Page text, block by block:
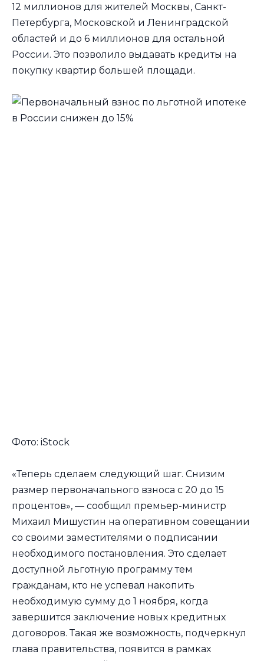
12 миллионов для жителей Москвы, Санкт-
Петербурга, Московской и Ленинградской
областей и до 6 миллионов для остальной
России. Это позволило выдавать кредиты на
покупку квартир большей площади.
Фото: iStock
«Теперь сделаем следующий шаг. Снизим
размер первоначального взноса с 20 до 15
процентов», — сообщил премьер-министр
Михаил Мишустин на оперативном совещании
со своими заместителями о подписании
необходимого постановления. Это сделает
доступной льготную программу тем
гражданам, кто не успевал накопить
необходимую сумму до 1 ноября, когда
завершится заключение новых кредитных
договоров. Такая же возможность, подчеркнул
глава правительства, появится в рамках